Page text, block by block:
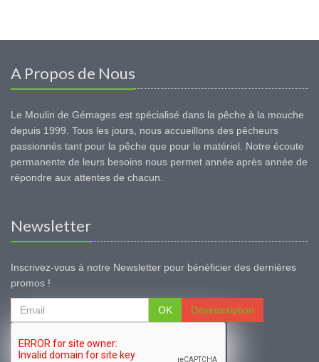
A Propos de Nous
Le Moulin de Gémages est spécialisé dans la pêche à la mouche
depuis 1999. Tous les jours, nous accueillons des pêcheurs
passionnés tant pour la pêche que pour le matériel. Notre écoute
permanente de leurs besoins nous permet année après année de
répondre aux attentes de chacun.
Newsletter
Inscrivez-vous à notre Newsletter pour bénéficier des dernières
promos !
OK Désinscription